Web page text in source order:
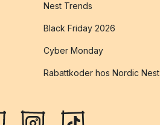
Nest Trends
Black Friday 2026
Cyber Monday
Rabattkoder hos Nordic Nest